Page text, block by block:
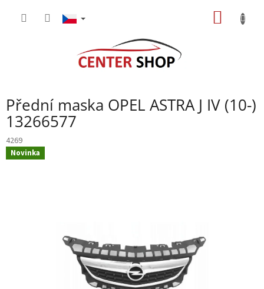
Přední maska OPEL ASTRA J IV (10-)
13266577
4269
Novinka